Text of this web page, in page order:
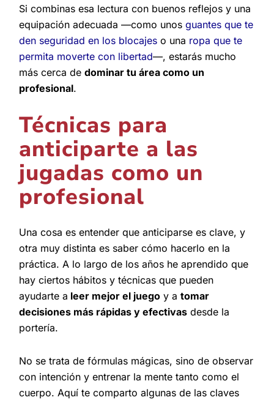
Si combinas esa lectura con buenos reflejos y una
equipación adecuada —como unosguantes que te
den seguridad en los blocajes o una ropa que te
permita moverte con libertad—, estarás mucho
más cerca dedominar tu área como un
profesional.
Técnicas para
anticiparte a las
jugadas como un
profesional
Una cosa es entender que anticiparse es clave, y
otra muy distinta es saber cómo hacerlo en la
práctica. A lo largo de los años he aprendido que
hay ciertos hábitos y técnicas que pueden
ayudarte a leer mejor el juego y atomar
decisiones más rápidas y efectivas desde la
portería.
No se trata de fórmulas mágicas, sino de observar
con intención y entrenar la mente tanto como el
cuerpo. Aquí te comparto algunas de las claves